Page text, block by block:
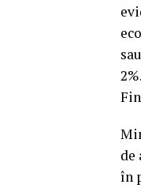
de
în